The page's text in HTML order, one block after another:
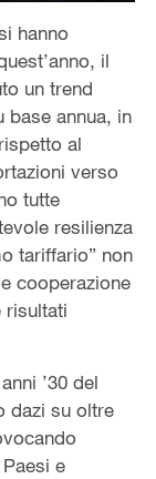
hanno
il
un trend
annua, in
al
verso
tutte
resilienza
tariffario” non
cooperazione
risultati
’30 del
dazi su oltre
e